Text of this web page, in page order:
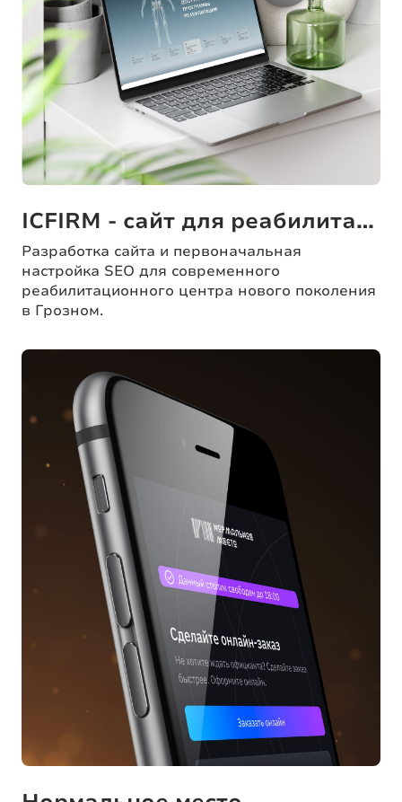
ICFIRM - сайт для реабилитационного центра
Разработка сайта и первоначальная
настройка SEO для современного
реабилитационного центра нового поколения
в Грозном.